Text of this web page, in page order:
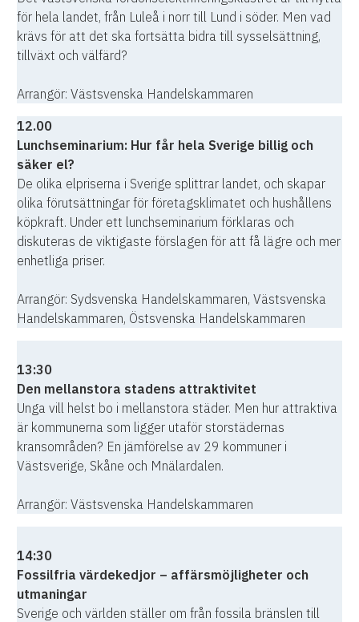
för hela landet, från Luleå i norr till Lund i söder. Men vad
krävs för att det ska fortsätta bidra till sysselsättning,
tillväxt och välfärd?
Arrangör: Västsvenska Handelskammaren
12.00
Lunchseminarium: Hur får hela Sverige billig och
säker el?
De olika elpriserna i Sverige splittrar landet, och skapar
olika förutsättningar för företagsklimatet och hushållens
köpkraft. Under ett lunchseminarium förklaras och
diskuteras de viktigaste förslagen för att få lägre och mer
enhetliga priser.
Arrangör: Sydsvenska Handelskammaren, Västsvenska
Handelskammaren, Östsvenska Handelskammaren
13:30
Den mellanstora stadens attraktivitet
Unga vill helst bo i mellanstora städer. Men hur attraktiva
är kommunerna som ligger utaför storstädernas
kransområden? En jämförelse av 29 kommuner i
Västsverige, Skåne och Mnälardalen.
Arrangör: Västsvenska Handelskammaren
14:30
Fossilfria värdekedjor – affärsmöjligheter och
utmaningar
Sverige och världen ställer om från fossila bränslen till